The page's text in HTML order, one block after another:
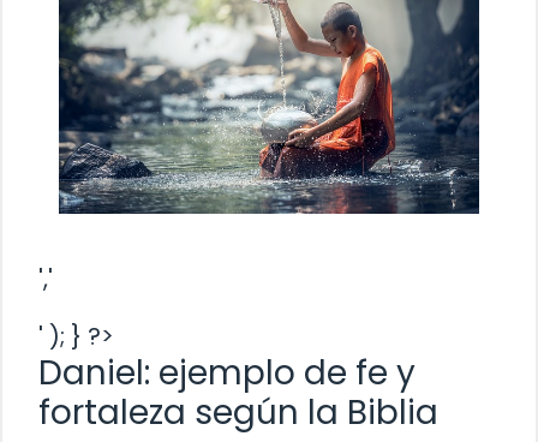
','
' ); } ?>
Daniel: ejemplo de fe y
fortaleza según la Biblia